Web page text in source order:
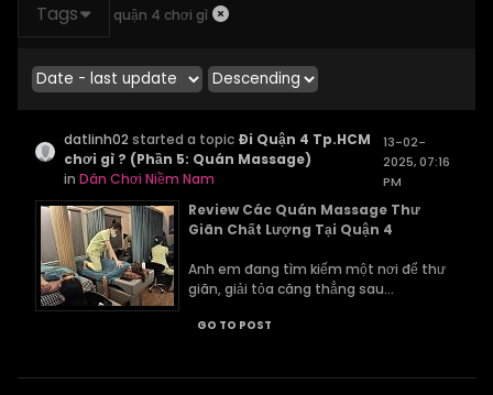
Tags quận 4 chơi gì
datlinh02 started a topic Đi Quận 4 Tp.HCM
chơi gì ? (Phần 5: Quán Massage)
inDân Chơi Niềm Nam
13-02-
2025, 07:16
PM
Review Các Quán Massage Thư
Giãn Chất Lượng Tại Quận 4
Anh em đang tìm kiếm một nơi để thư
giãn, giải tỏa căng thẳng sau...
GO TO POST